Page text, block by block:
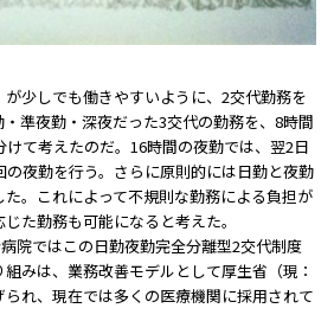
少しでも働きやすいように、2交代勤務を
準夜勤・深夜だった3交代の勤務を、8時間
て考えたのだ。16時間の夜勤では、翌2日
夜勤を行う。さらに原則的には日勤と夜勤
。これによって不規則な勤務による負担が
た勤務も可能になると考えた。
院ではこの日勤夜勤完全分離型2交代制度
みは、業務改善モデルとして厚生省（現：
れ、現在では多くの医療機関に採用されて